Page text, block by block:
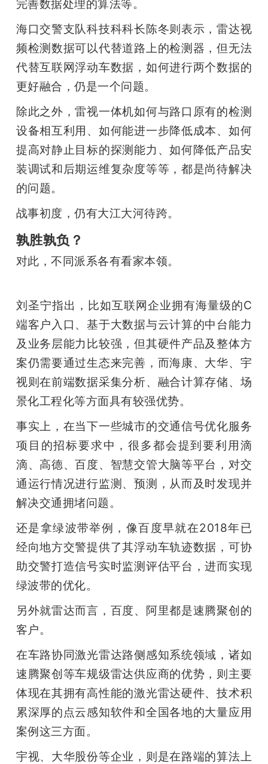
完善数据处理的算法等。
海口交警支队科技科科长陈冬则表示，雷达视
频检测数据可以代替道路上的检测器，但无法
代替互联网浮动车数据，如何进行两个数据的
更好融合，仍是一个问题。
除此之外，雷视一体机如何与路口原有的检测
设备相互利用、如何能进一步降低成本、如何
提高对静止目标的探测能力、如何降低产品安
装调试和后期运维复杂度等等，都是尚待解决
的问题。
战事初度，仍有大江大河待跨。
孰胜孰负？
对此，不同派系各有看家本领。
刘圣宁指出，比如互联网企业拥有海量级的C
端客户入口、基于大数据与云计算的中台能力
及业务层能力比较强，但其硬件产品及整体方
案仍需要通过生态来完善，而海康、大华、宇
视则在前端数据采集分析、融合计算存储、场
景化工程化等方面具有较强优势。
事实上，在当下一些城市的交通信号优化服务
项目的招标要求中，很多都会提到要利用滴
滴、高德、百度、智慧交管大脑等平台，对交
通运行情况进行监测、预测，从而及时发现并
解决交通拥堵问题。
还是拿绿波带举例，像百度早就在2018年已
经向地方交警提供了其浮动车轨迹数据，可协
助交警打造信号实时监测评估平台，进而实现
绿波带的优化。
另外就雷达而言，百度、阿里都是速腾聚创的
客户。
在车路协同激光雷达路侧感知系统领域，诸如
速腾聚创等车规级雷达供应商的优势，则主要
体现在其拥有高性能的激光雷达硬件、技术积
累深厚的点云感知软件和全国各地的大量应用
案例这三方面。
宇视、大华股份等企业，则是在路端的算法上